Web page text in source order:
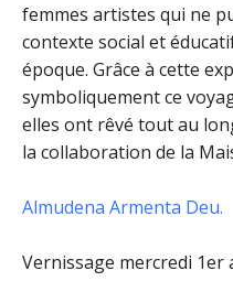
femmes artistes qui ne
contexte social et
époque. Grâce à cette
symboliquement ce
elles ont rêvé tout au
la collaboration de la
Almudena Armenta Deu.
Vernissage mercredi 1er